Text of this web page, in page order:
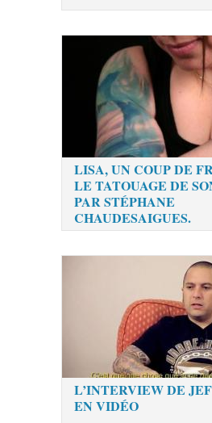
LISA, UN COUP DE
LE TATOUAGE DE
PAR STÉPHANE
CHAUDESAIGUES.
L’INTERVIEW DE
EN VIDÉO